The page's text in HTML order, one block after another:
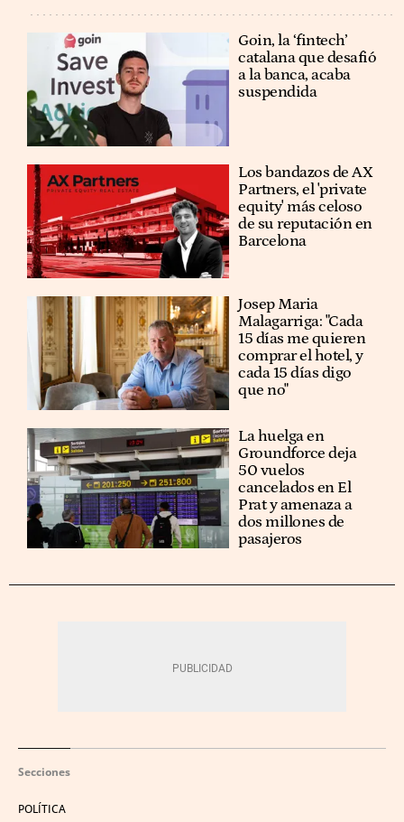
Goin, la ‘fintech’
catalana que desafió
a la banca, acaba
suspendida
Los bandazos de AX
Partners, el 'private
equity' más celoso
de su reputación en
Barcelona
​​Josep Maria
Malagarriga: "Cada
15 días me quieren
comprar el hotel, y
cada 15 días digo
que no"
La huelga en
Groundforce deja
50 vuelos
cancelados en El
Prat y amenaza a
dos millones de
pasajeros
Secciones
POLÍTICA